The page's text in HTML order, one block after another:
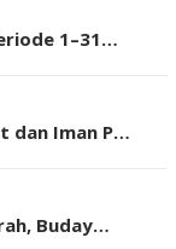
1–31…
dan Iman P…
Buday…